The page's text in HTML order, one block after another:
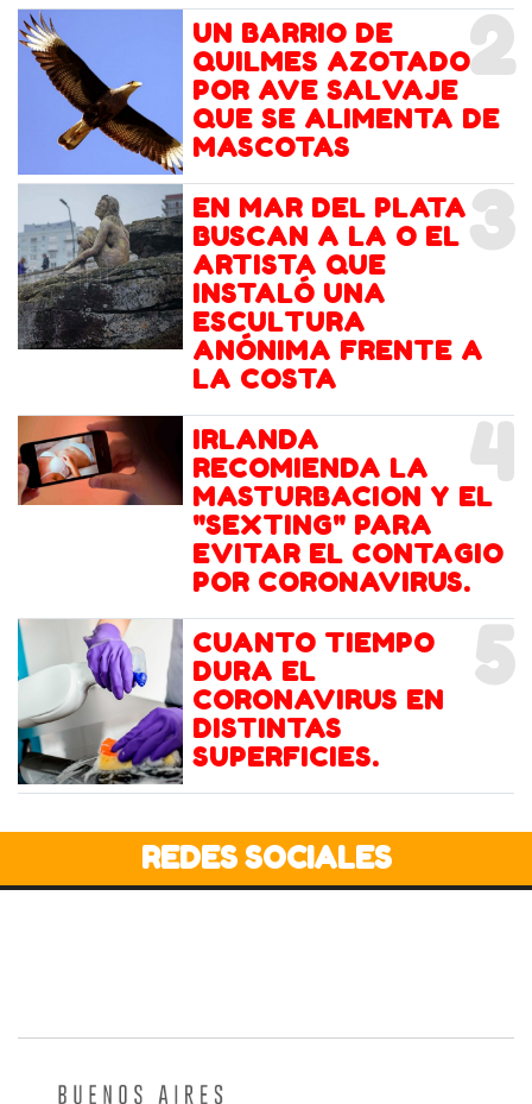
2
UN BARRIO DE
QUILMES AZOTADO
POR AVE SALVAJE
QUE SE ALIMENTA DE
MASCOTAS
3
EN MAR DEL PLATA
BUSCAN A LA O EL
ARTISTA QUE
INSTALÓ UNA
ESCULTURA
ANÓNIMA FRENTE A
LA COSTA
4
IRLANDA
RECOMIENDA LA
MASTURBACION Y EL
"SEXTING" PARA
EVITAR EL CONTAGIO
POR CORONAVIRUS.
5
CUANTO TIEMPO
DURA EL
CORONAVIRUS EN
DISTINTAS
SUPERFICIES.
REDES SOCIALES